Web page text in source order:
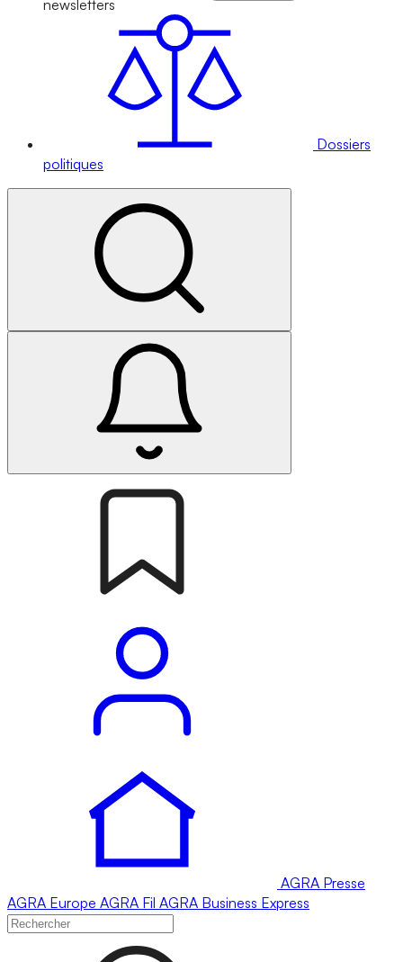
newsletters
Dossiers
politiques
AGRA Presse
AGRA Europe AGRA Fil AGRA Business Express